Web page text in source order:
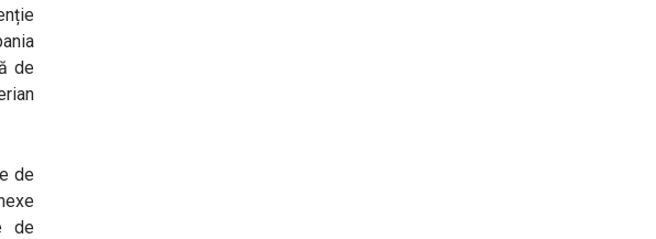
de
de
de